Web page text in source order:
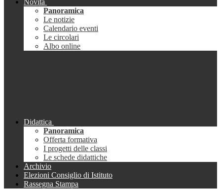
Novità
Panoramica
Le notizie
Calendario eventi
Le circolari
Albo online
Didattica
Panoramica
Offerta formativa
I progetti delle classi
Le schede didattiche
Archivio
Elezioni Consiglio di Istituto
Rassegna Stampa